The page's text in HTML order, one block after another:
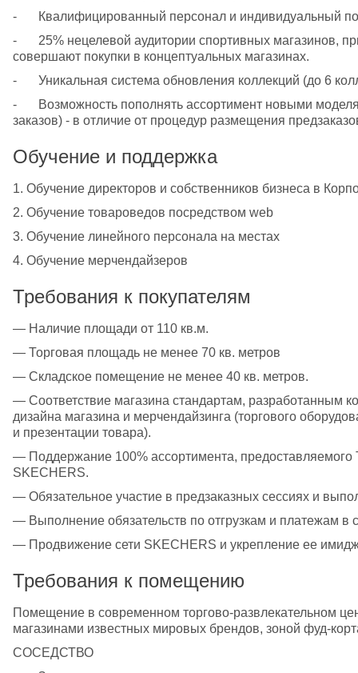
-	Квалифицированный персонал и индивидуальный
-	25% нецелевой аудитории спортивных магазинов, приверженных марке SKECHERS,
совершают покупки в концептуальных магазинах.
-	Уникальная система обновления коллекций (до 6
-	Возможность пополнять ассортимент новыми моделями в межсезонье (поточная система
заказов) - в отличие от процедур размещения
Обучение и поддержка
1. Обучение директоров и собственников бизнеса в
2. Обучение товароведов посредством web
3. Обучение линейного персонала на местах
4. Обучение мерчендайзеров
Требования к покупателям
— Наличие площади от 110 кв.м.
— Торговая площадь не менее 70 кв. метров
— Складское помещение не менее 40 кв. метров.
— Соответствие магазина стандартам, разработанным
дизайна магазина и мерчендайзинга (торгового
и презентации товара).
— Поддержание 100% ассортимента,
SKECHERS.
— Обязательное участие в предзаказных сессиях и
— Выполнение обязательств по отгрузкам и платежам в
— Продвижение сети SKECHERS и укрепление ее
Требования к помещению
Помещение в современном торгово-развлекательном
СОСЕДСТВО